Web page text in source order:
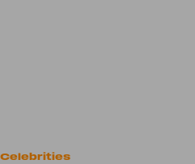
Celebrities